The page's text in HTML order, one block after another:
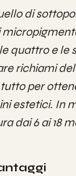
di
quattro e le
richiami del
per
estetici. In
dai 6 ai 18